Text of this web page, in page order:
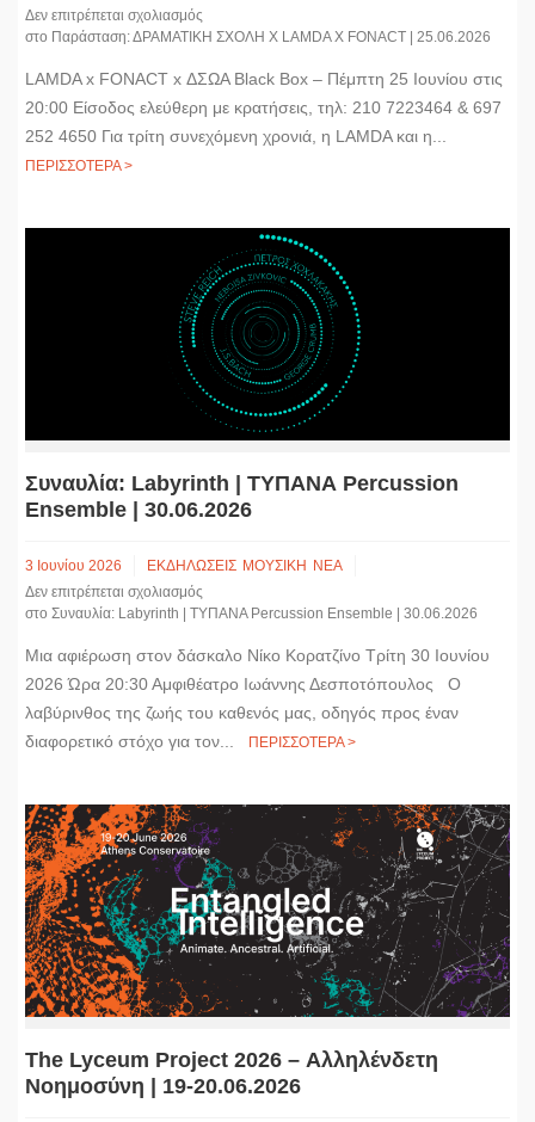
Δεν επιτρέπεται σχολιασμός
στο Παράσταση: ΔΡΑΜΑΤΙΚΗ ΣΧΟΛΗ Χ LAMDA X FONACT | 25.06.2026
LAMDA x FONACT x ΔΣΩΑ Black Box – Πέμπτη 25 Ιουνίου στις
20:00 Είσοδος ελεύθερη με κρατήσεις, τηλ: 210 7223464 & 697
252 4650 Για τρίτη συνεχόμενη χρονιά, η LAMDA και η...
ΠΕΡΙΣΣΟΤΕΡΑ >
Συναυλία: Labyrinth | ΤΥΠΑΝΑ Percussion
Ensemble | 30.06.2026
3 Ιουνίου 2026 ΕΚΔΗΛΩΣΕΙΣ ΜΟΥΣΙΚΗ
ΝΕΑ
Δεν επιτρέπεται σχολιασμός
στο Συναυλία: Labyrinth | ΤΥΠΑΝΑ Percussion Ensemble | 30.06.2026
Μια αφιέρωση στον δάσκαλο Νίκο Κορατζίνο Τρίτη 30 Ιουνίου
2026 Ώρα 20:30 Αμφιθέατρο Ιωάννης Δεσποτόπουλος Ο
λαβύρινθος της ζωής του καθενός μας, οδηγός προς έναν
διαφορετικό στόχο για τον...
ΠΕΡΙΣΣΟΤΕΡΑ >
The Lyceum Project 2026 – Αλληλένδετη
Νοημοσύνη | 19-20.06.2026